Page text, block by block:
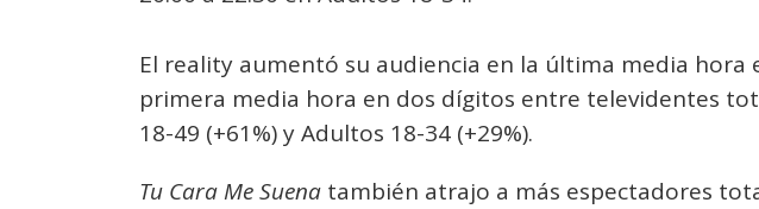
El reality aumentó su audiencia en la última media hora
primera media hora en dos dígitos entre televidentes
18-49 (+61%) y Adultos 18-34 (+29%).
Tu Cara Me Suena también atrajo a más espectadores